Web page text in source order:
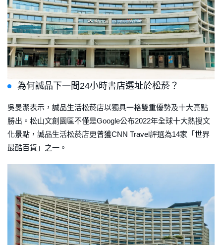
為何誠品下一間24小時書店選址於松菸？
吳旻潔表示，誠品生活松菸店以獨具一格雙重優勢及十大亮點
勝出。松山文創園區不僅是Google公布2022年全球十大熱搜文
化景點，誠品生活松菸店更曾獲CNN Travel評選為14家「世界
最酷百貨」之一。